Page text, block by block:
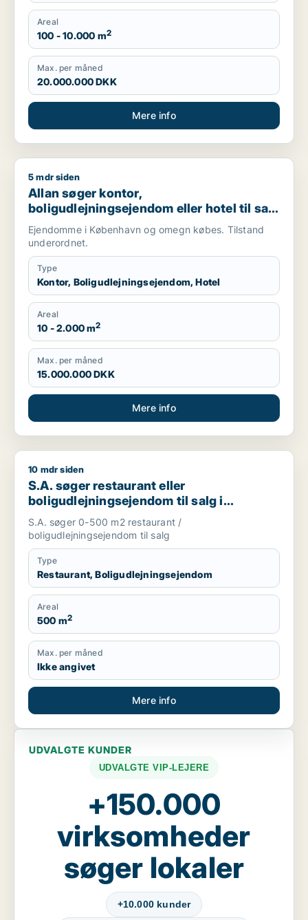
Areal
100 - 10.000 m2
Max. per måned
20.000.000 DKK
Mere info
Allan søger kontor, boligudlejningsejendom eller hotel til
5 mdr siden
Allan søger kontor,
boligudlejningsejendom eller hotel til salg
i København K, Vesterbro eller
Frederiksberg m.fl.
Ejendomme i København og omegn købes. Tilstand
underordnet.
Type
Kontor, Boligudlejningsejendom, Hotel
Areal
10 - 2.000 m2
Max. per måned
15.000.000 DKK
Mere info
S.A. søger restaurant eller boligudlejningsejendom til salg i
10 mdr siden
S.A. søger restaurant eller
boligudlejningsejendom til salg i
København K, Vesterbro eller
Frederiksberg m.fl.
S.A. søger 0-500 m2 restaurant /
boligudlejningsejendom til salg
Type
Restaurant, Boligudlejningsejendom
Areal
500 m2
Max. per måned
Ikke angivet
Mere info
UDVALGTE KUNDER
UDVALGTE VIP-LEJERE
+150.000
virksomheder
søger lokaler
+10.000 kunder